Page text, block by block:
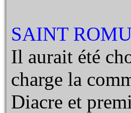
SAINT
Il aurait été
charge la
Diacre et